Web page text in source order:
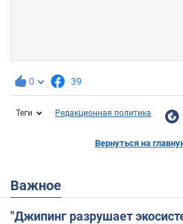
0 39
Теги Редакционная политика
Вернуться на
Важное
"Джипинг разрушает